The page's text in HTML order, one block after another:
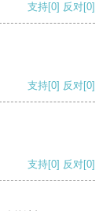
支持[0] 反对[0]
支持[0] 反对[0]
支持[0] 反对[0]